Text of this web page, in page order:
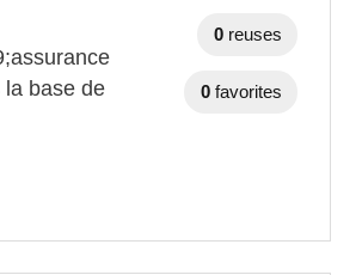
base de
0 reuses
0 favorites